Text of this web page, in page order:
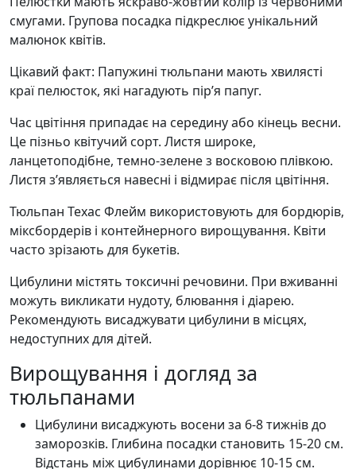
смугами. Групова посадка підкреслює унікальний
малюнок квітів.
Цікавий факт: Папужині тюльпани мають хвилясті
краї пелюсток, які нагадують пір’я папуг.
Час цвітіння припадає на середину або кінець весни.
Це пізньо квітучий сорт. Листя широке,
ланцетоподібне, темно-зелене з восковою плівкою.
Листя з’являється навесні і відмирає після цвітіння.
Тюльпан Техас Флейм використовують для бордюрів,
міксбордерів і контейнерного вирощування. Квіти
часто зрізають для букетів.
Цибулини містять токсичні речовини. При вживанні
можуть викликати нудоту, блювання і діарею.
Рекомендують висаджувати цибулини в місцях,
недоступних для дітей.
Вирощування і догляд за
тюльпанами
Цибулини висаджують восени за 6-8 тижнів до
заморозків. Глибина посадки становить 15-20 см.
Відстань між цибулинами дорівнює 10-15 см.